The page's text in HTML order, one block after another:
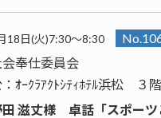
18日(火)7:30～8:30
奉仕委員会
ｵｰｸﾗｱｸﾄｼﾃｨﾎﾃﾙ浜松 ３
田 滋丈様 卓話「スポーツ